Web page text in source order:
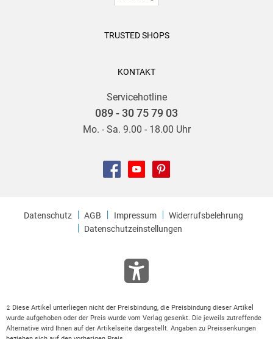
TRUSTED SHOPS
KONTAKT
Servicehotline
089 - 30 75 79 03
Mo. - Sa. 9.00 - 18.00 Uhr
Datenschutz AGB Impressum
Widerrufsbelehrung
Datenschutzeinstellungen
2
Diese Artikel unterliegen nicht der Preisbindung, die Preisbindung dieser Artikel
wurde aufgehoben oder der Preis wurde vom Verlag gesenkt. Die jeweils zutreffende
Alternative wird Ihnen auf der Artikelseite dargestellt. Angaben zu Preissenkungen